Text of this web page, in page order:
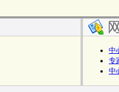
中
专
中